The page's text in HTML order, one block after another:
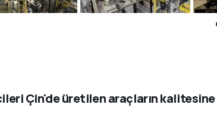
Çin'de üretilen araçların kalitesine